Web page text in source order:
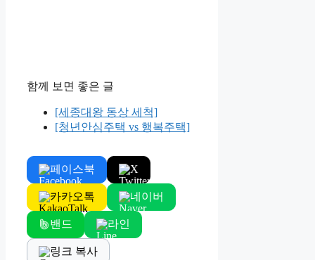
함께 보면 좋은 글
[세종대왕 동상 세척]
[청년안심주택 vs 행복주택]
페이스북 X
카카오톡 네이버
밴드 라인
링크 복사